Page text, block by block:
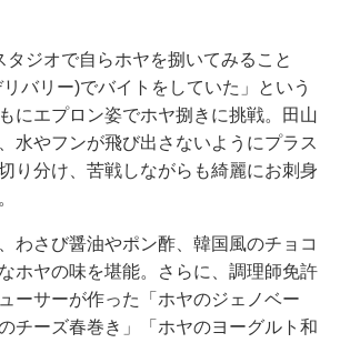
ジオで自らホヤを捌いてみること
バリー)でバイトをしていた」という
にエプロン姿でホヤ捌きに挑戦。田山
水やフンが飛び出さないようにプラス
り分け、苦戦しながらも綺麗にお刺身
わさび醤油やポン酢、韓国風のチョコ
ホヤの味を堪能。さらに、調理師免許
ーサーが作った「ホヤのジェノベー
チーズ春巻き」「ホヤのヨーグルト和